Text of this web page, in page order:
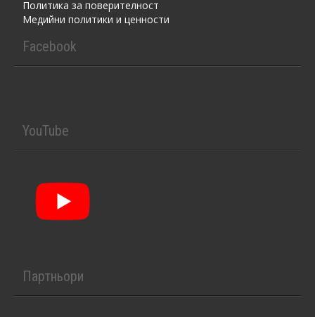
Политика за поверителност
Медийни политики и ценности
Facebook
YouTube
Партньори